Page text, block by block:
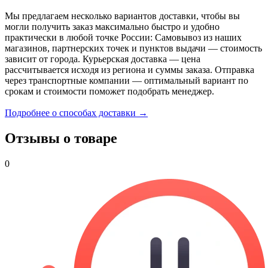
Мы предлагаем несколько вариантов доставки, чтобы вы
могли получить заказ максимально быстро и удобно
практически в любой точке России: Самовывоз из наших
магазинов, партнерских точек и пунктов выдачи — стоимость
зависит от города. Курьерская доставка — цена
рассчитывается исходя из региона и суммы заказа. Отправка
через транспортные компании — оптимальный вариант по
срокам и стоимости поможет подобрать менеджер.
Подробнее о способах доставки →
Отзывы о товаре
0